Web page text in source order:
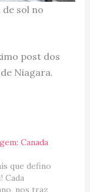
de sol no
post dos
Niagara.
Canada
que defino
Cada
nos traz